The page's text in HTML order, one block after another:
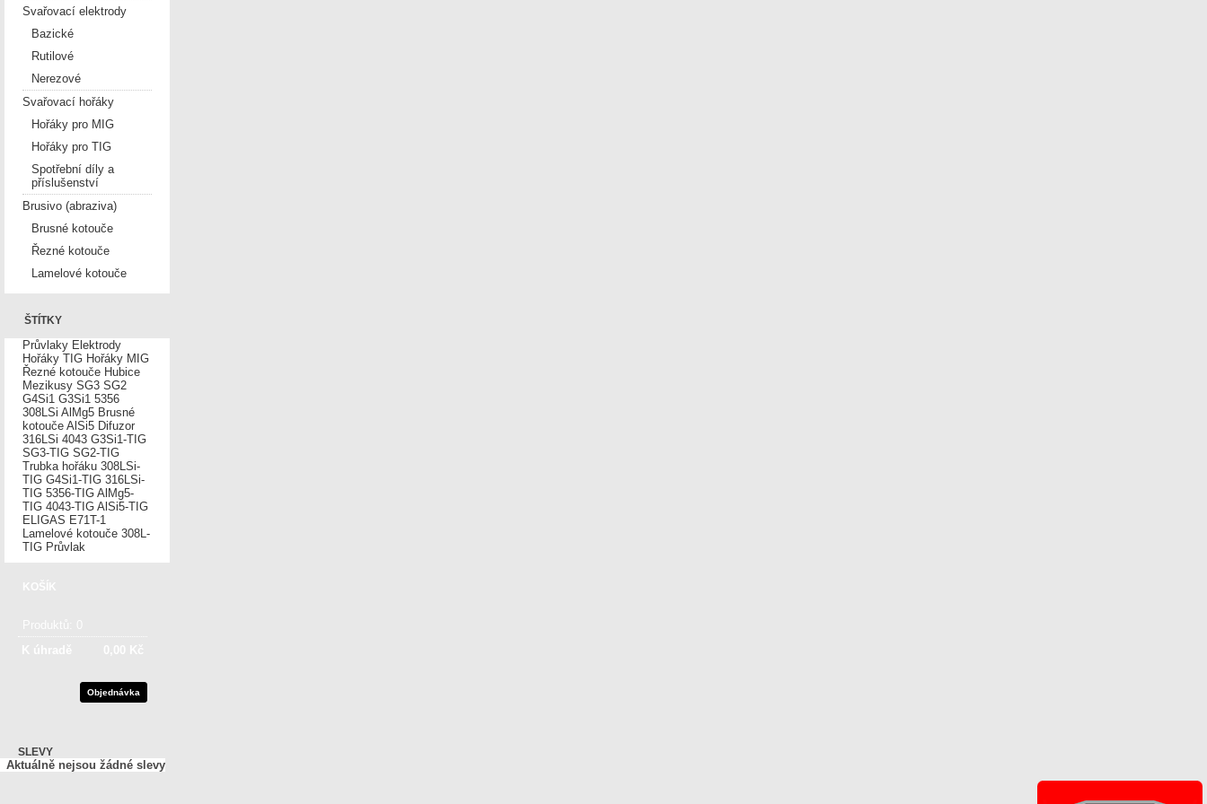
Svařovací elektrody
Bazické
Rutilové
Nerezové
Svařovací hořáky
Hořáky pro MIG
Hořáky pro TIG
Spotřební díly a
příslušenství
Brusivo (abraziva)
Brusné kotouče
Řezné kotouče
Lamelové kotouče
ŠTÍTKY
Průvlaky Elektrody
Hořáky TIG Hořáky MIG
Řezné kotouče Hubice
Mezikusy SG3 SG2
G4Si1 G3Si1 5356
308LSi AlMg5 Brusné
kotouče AlSi5 Difuzor
316LSi 4043 G3Si1-TIG
SG3-TIG SG2-TIG
Trubka hořáku 308LSi-
TIG G4Si1-TIG 316LSi-
TIG 5356-TIG AlMg5-
TIG 4043-TIG AlSi5-TIG
ELIGAS E71T-1
Lamelové kotouče 308L-
TIG Průvlak
Objednávka
SLEVY
Aktuálně nejsou žádné slevy